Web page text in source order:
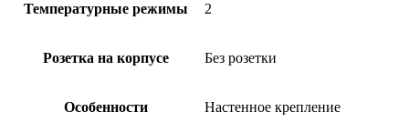
Температурные режимы 2
Розетка на корпусе Без розетки
Особенности Настенное крепление